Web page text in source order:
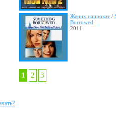
Жених напрокат /
Borrowed
2011
1 2 3